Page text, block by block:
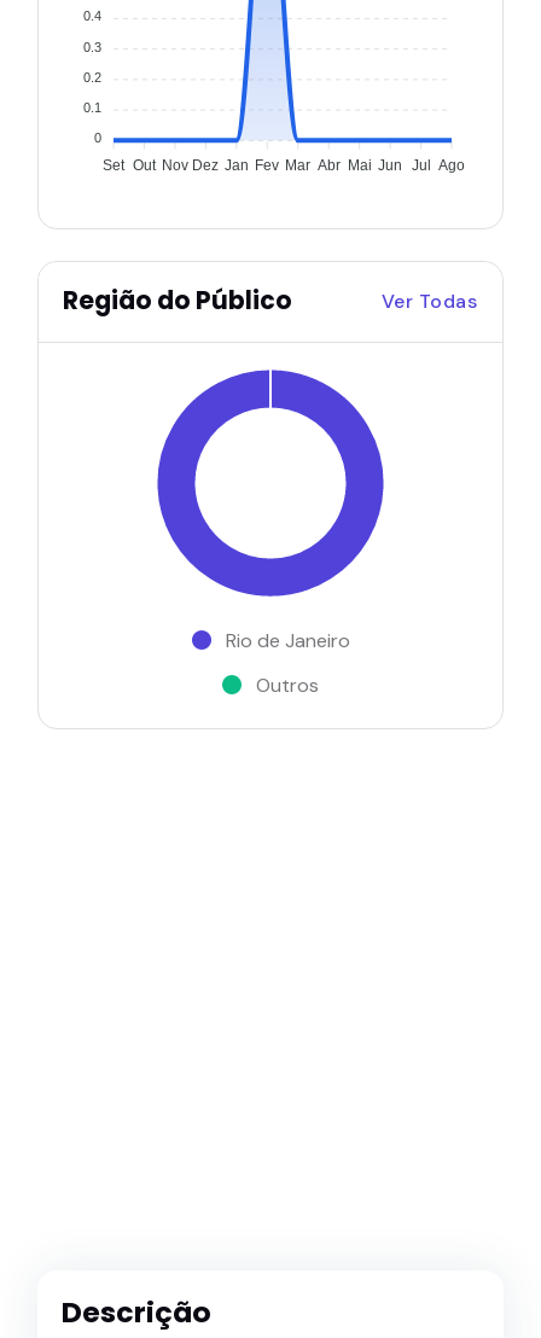
0.4
0.3
0.2
0.1
0
Set Out Nov Dez Jan Fev Mar Abr Mai Jun Jul Ago
Região do Público Ver Todas
Rio de Janeiro
Outros
Descrição